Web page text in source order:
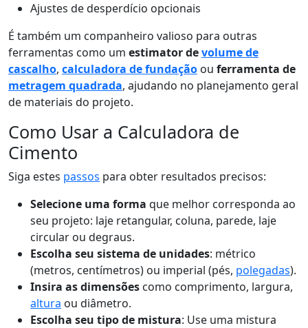
Ajustes de desperdício opcionais
É também um companheiro valioso para outras
ferramentas como um estimator devolume de
cascalho, calculadora de fundação ou ferramenta de
metragem quadrada, ajudando no planejamento geral
de materiais do projeto.
Como Usar a Calculadora de
Cimento
Siga estes passos para obter resultados precisos:
Selecione uma forma que melhor corresponda ao
seu projeto: laje retangular, coluna, parede, laje
circular ou degraus.
Escolha seu sistema de unidades: métrico
(metros, centímetros) ou imperial (pés, polegadas).
Insira as dimensões como comprimento, largura,
altura ou diâmetro.
Escolha seu tipo de mistura: Use uma mistura